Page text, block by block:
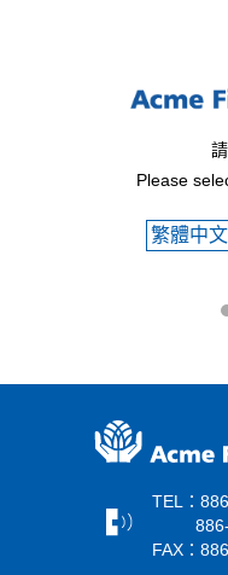
Please
繁體中文
TEL：886-
886-2-
FAX：886-